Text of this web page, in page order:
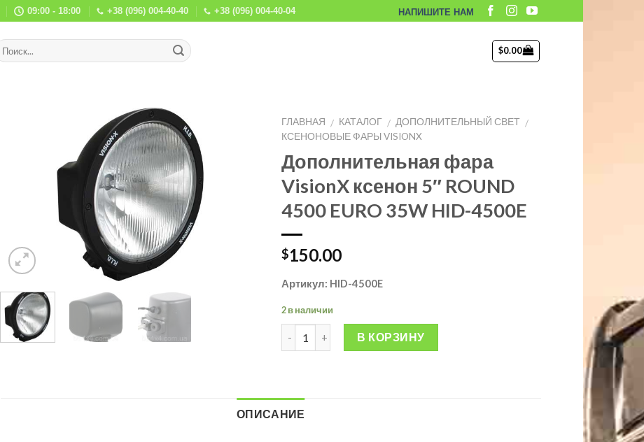
09:00 - 18:00 +38 (096) 004-40-40 +38 (096) 004-40-04 НАПИШИТЕ НАМ
$0.00
ГЛАВНАЯ / КАТАЛОГ / ДОПОЛНИТЕЛЬНЫЙ СВЕТ /
КСЕНОНОВЫЕ ФАРЫ VISIONX
Дополнительная фара
VisionX ксенон 5″ ROUND
4500 EURO 35W HID-4500E
$150.00
Артикул: HID-4500E
2 в наличии
В КОРЗИНУ
ОПИСАНИЕ